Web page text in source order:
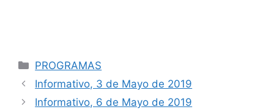
Categorías
PROGRAMAS
Navegación
de
Informativo, 3 de Mayo de 2019
Informativo, 6 de Mayo de 2019